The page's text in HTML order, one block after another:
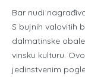
Bar nudi
S bujnih valovitih
dalmatinske
vinsku kulturu.
jedinstvenim